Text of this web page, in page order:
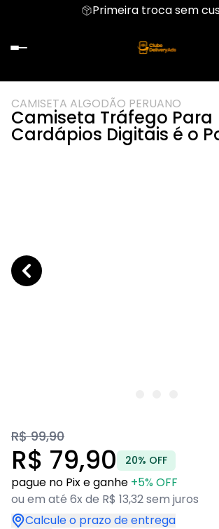
Primeira troca sem
CAMISETA ALGODÃO PERUANO
Camiseta Tráfego Para
Cardápios Digitais é o
R$ 99,90
R$ 79,90 20% OFF
pague no Pix e ganhe +5% OFF
ou em até 6x de R$ 13,32 sem juros
Calcule o prazo de entrega